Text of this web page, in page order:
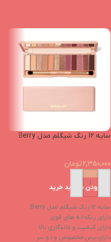
سایه 12 رنگ شیگلم مدل Berry
2,350,000تومان
افزودن به سبد خرید
سایه 12 رنگ شیگلم مدل Berry
دارای رنگدانه های قوی
دارای کیفیت و ماندگاری بالا
دارای برس مخصوص و دو سر